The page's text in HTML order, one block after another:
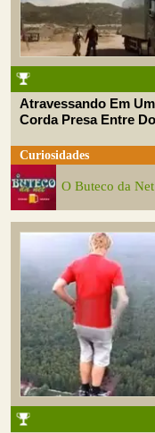
Atravessando Em
Corda Presa Entre
Curiosidades
O Buteco da Net